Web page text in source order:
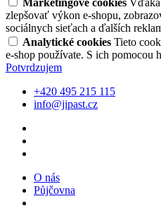
Marketingové cookies Vďaka
zlepšovať výkon e-shopu,
sociálnych sieťach a ďalších
Analytické cookies Tieto
e-shop používate. S ich pomocou
Potvrdzujem
+420 495 215 115
info@jipast.cz
O nás
Půjčovna